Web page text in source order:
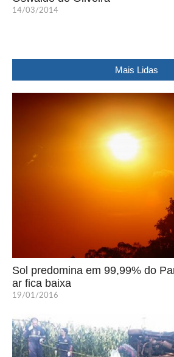
14/03/2014
Mais Lidas
Sol predomina em 99,99% do
ar fica baixa
19/01/2016